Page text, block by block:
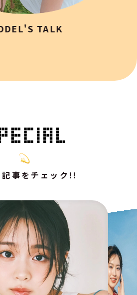
TALK
事をチェック!!